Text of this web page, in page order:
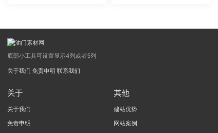
底部小工具可设置显示4列或者5列
关于我们 免责申明 联系我们
关于
关于我们
免责申明
其他
建站优势
网站案例